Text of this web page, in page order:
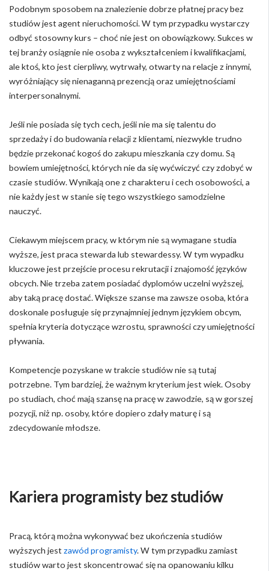
Podobnym sposobem na znalezienie dobrze płatnej pracy bez
studiów jest agent nieruchomości. W tym przypadku wystarczy
odbyć stosowny kurs – choć nie jest on obowiązkowy. Sukces w
tej branży osiągnie nie osoba z wykształceniem i kwalifikacjami,
ale ktoś, kto jest cierpliwy, wytrwały, otwarty na relacje z innymi,
wyróżniający się nienaganną prezencją oraz umiejętnościami
interpersonalnymi.
Jeśli nie posiada się tych cech, jeśli nie ma się talentu do
sprzedaży i do budowania relacji z klientami, niezwykle trudno
będzie przekonać kogoś do zakupu mieszkania czy domu. Są
bowiem umiejętności, których nie da się wyćwiczyć czy zdobyć w
czasie studiów. Wynikają one z charakteru i cech osobowości, a
nie każdy jest w stanie się tego wszystkiego samodzielne
nauczyć.
Ciekawym miejscem pracy, w którym nie są wymagane studia
wyższe, jest praca stewarda lub stewardessy. W tym wypadku
kluczowe jest przejście procesu rekrutacji i znajomość języków
obcych. Nie trzeba zatem posiadać dyplomów uczelni wyższej,
aby taką pracę dostać. Większe szanse ma zawsze osoba, która
doskonale posługuje się przynajmniej jednym językiem obcym,
spełnia kryteria dotyczące wzrostu, sprawności czy umiejętności
pływania.
Kompetencje pozyskane w trakcie studiów nie są tutaj
potrzebne. Tym bardziej, że ważnym kryterium jest wiek. Osoby
po studiach, choć mają szansę na pracę w zawodzie, są w gorszej
pozycji, niż np. osoby, które dopiero zdały maturę i są
zdecydowanie młodsze.
Kariera programisty bez studiów
Pracą, którą można wykonywać bez ukończenia studiów
wyższych jestzawód programisty. W tym przypadku zamiast
studiów warto jest skoncentrować się na opanowaniu kilku